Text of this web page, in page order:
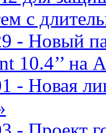
с
- Новый
10.4’’ на
- Новая